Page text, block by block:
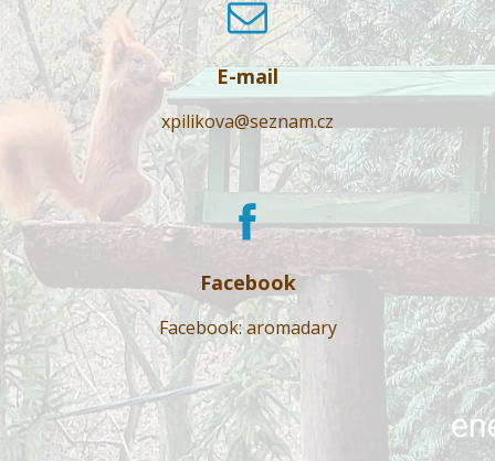
E-mail
xpilikova@seznam.cz
Facebook
Facebook: aromadary